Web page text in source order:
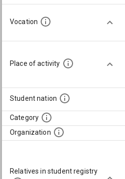
Vocation
Place of activity
Student nation
Category
Organization
Relatives in student registry